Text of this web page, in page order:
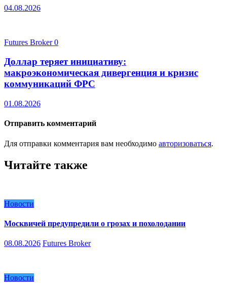
04.08.2026
Futures Broker0
Доллар теряет инициативу:
макроэкономическая дивергенция и кризис
коммуникаций ФРС
01.08.2026
Отправить комментарий
Для отправки комментария вам необходимо авторизоваться.
Читайте также
Новости
Москвичей предупредили о грозах и похолодании
08.08.2026 Futures Broker
Новости